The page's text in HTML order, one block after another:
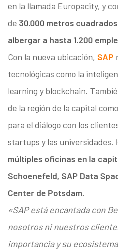
en la llamada Europacity, y
de 30.000 metros
albergar a hasta 1.200
Con la nueva ubicación, SAP
tecnológicas como la
learning y blockchain.
de la región de la capital
para el diálogo con los
startups y las universidades.
múltiples oficinas en la
Schoenefeld, SAP Data
Center de Potsdam.
«SAP está encantada con
nosotros ni nuestros
importancia y su